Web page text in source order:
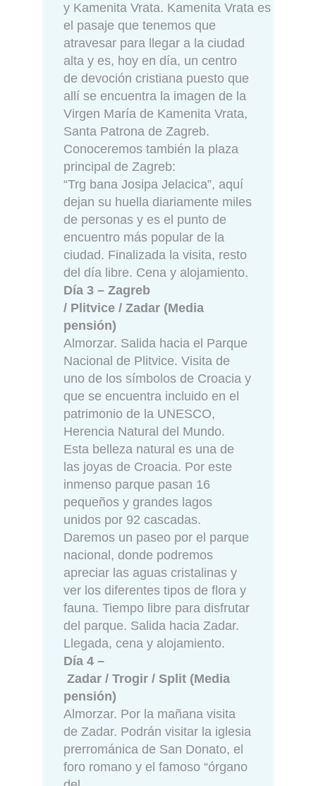
y Kamenita Vrata. Kamenita Vrata es
el pasaje que tenemos que
atravesar para llegar a la ciudad
alta y es, hoy en día, un centro
de devoción cristiana puesto que
allí se encuentra la imagen de la
Virgen María de Kamenita Vrata,
Santa Patrona de Zagreb.
Conoceremos también la plaza
principal de Zagreb:
“Trg bana Josipa Jelacica”, aquí
dejan su huella diariamente miles
de personas y es el punto de
encuentro más popular de la
ciudad. Finalizada la visita, resto
del día libre. Cena y alojamiento.
Día 3 – Zagreb
/ Plitvice / Zadar (Media
pensión)
Almorzar. Salida hacia el Parque
Nacional de Plitvice. Visita de
uno de los símbolos de Croacia y
que se encuentra incluido en el
patrimonio de la UNESCO,
Herencia Natural del Mundo.
Esta belleza natural es una de
las joyas de Croacia. Por este
inmenso parque pasan 16
pequeños y grandes lagos
unidos por 92 cascadas.
Daremos un paseo por el parque
nacional, donde podremos
apreciar las aguas cristalinas y
ver los diferentes tipos de flora y
fauna. Tiempo libre para disfrutar
del parque. Salida hacia Zadar.
Llegada, cena y alojamiento.
Día 4 –
Zadar / Trogir / Split (Media
pensión)
Almorzar. Por la mañana visita
de Zadar. Podrán visitar la iglesia
prerrománica de San Donato, el
foro romano y el famoso “órgano